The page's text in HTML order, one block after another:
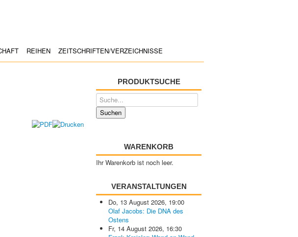
REIHEN ZEITSCHRIFTEN/VERZEICHNISSE
PRODUKTSUCHE
WARENKORB
Ihr Warenkorb ist noch leer.
VERANSTALTUNGEN
Do, 13 August 2026, 19:00
Olaf Jacobs: Die DNA des
Ostens
Fr, 14 August 2026, 16:30